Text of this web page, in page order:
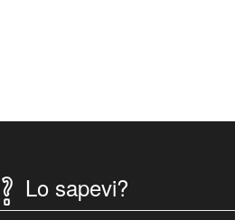
Lo sapevi?